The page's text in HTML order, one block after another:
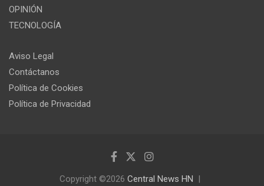
OPINIÓN
TECNOLOGÍA
Aviso Legal
Contáctanos
Política de Cookies
Política de Privacidad
Copyright ©2026 Central News HN